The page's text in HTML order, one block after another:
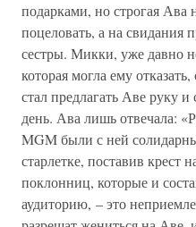
подарками, но строгая Ава
поцеловать, а на свидания
сестры. Микки, уже давно
которая могла ему
стал предлагать Аве руку и
день. Ава лишь отвечала:
MGM были с ней
старлетке, поставив крест
поклонниц, которые и
аудиторию, – это